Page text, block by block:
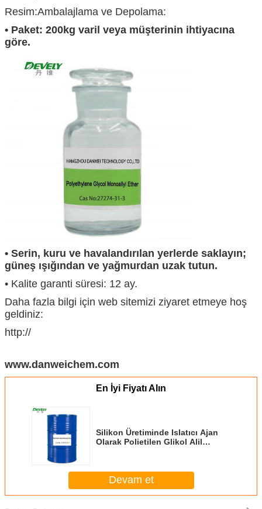
Resim:Ambalajlama ve Depolama:
• Paket: 200kg varil veya müşterinin ihtiyacına
göre.
• Serin, kuru ve havalandırılan yerlerde saklayın;
güneş ışığından ve yağmurdan uzak tutun.
• Kalite garanti süresi: 12 ay.
Daha fazla bilgi için web sitemizi ziyaret etmeye hoş
geldiniz:
http://
www.danweichem.com
En İyi Fiyatı Alın
Silikon Üretiminde Islatıcı Ajan
Olarak Polietilen Glikol Alil
Devam et